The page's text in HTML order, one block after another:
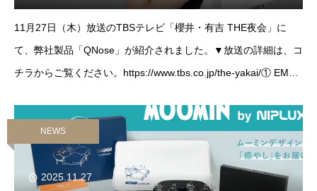
11月27日（木）放送のTBSテレビ「櫻井・有吉 THE夜会」に
て、弊社製品「QNose」が紹介されました。▼放送の詳細は、コ
チラからご覧ください。https://www.tbs.co.jp/the-yakai/① EMS
NEWS
2025.11.27